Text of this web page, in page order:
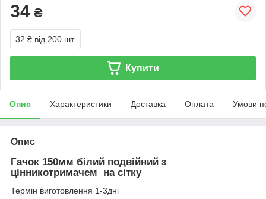
34 ₴
32 ₴ від 200 шт.
Купити
Опис Характеристики Доставка Оплата Умови
Опис
Гачок 150мм білий подвійний з
цінникотримачем на сітку
Термін виготовлення 1-3дні